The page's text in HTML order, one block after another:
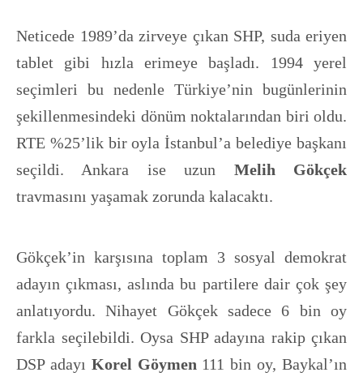
Neticede 1989’da zirveye çıkan SHP, suda eriyen
tablet gibi hızla erimeye başladı. 1994 yerel
seçimleri bu nedenle Türkiye’nin bugünlerinin
şekillenmesindeki dönüm noktalarından biri oldu.
RTE %25’lik bir oyla İstanbul’a belediye başkanı
seçildi. Ankara ise uzun Melih Gökçek
travmasını yaşamak zorunda kalacaktı.
Gökçek’in karşısına toplam 3 sosyal demokrat
adayın çıkması, aslında bu partilere dair çok şey
anlatıyordu. Nihayet Gökçek sadece 6 bin oy
farkla seçilebildi. Oysa SHP adayına rakip çıkan
DSP adayı Korel Göymen 111 bin oy, Baykal’ın